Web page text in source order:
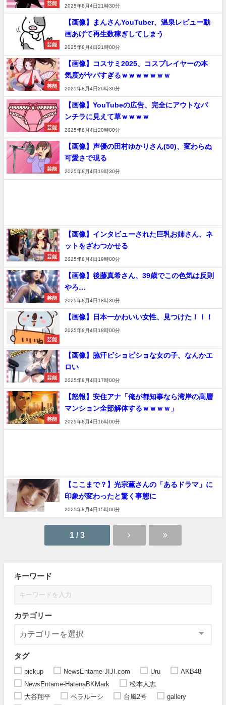
芸能
2025年8月4日21時30分
芸能
【画像】まんさんYouTuber、温泉レビュー動
画あげて再生数稼ぎしてしまう
2025年8月4日21時00分
芸能
【画像】コスサミ2025、コスプレイヤーの本
気度がヤバすぎるｗｗｗｗｗｗｗ
2025年8月4日20時30分
芸能
【画像】YouTubeの広告、完全にアウトなパ
ンチラに見えて草ｗｗｗｗ
2025年8月4日20時00分
芸能
【画像】声優の田村ゆかりさん(50)、変わらぬ
可愛さで現る
2025年8月4日19時30分
芸能
【画像】インタビューされた巨乳お姉さん、ネ
ットをざわつかせる
2025年8月4日19時00分
芸能
【画像】後藤真希さん、39歳でこの色気は反則
やろ…
2025年8月4日18時30分
芸能
【画像】日本一かわいい女性、見つけた！！！
2025年8月4日18時00分
芸能
【画像】脇汗ビショビショな女の子、なんかエ
ロい
2025年8月4日17時00分
芸能
【怒報】安住アナ「俺が都知事なら湾岸の高層
マンション全部解体するｗｗｗｗ」
2025年8月4日16時00分
【ここまで？】光宗薫さんの「あるドラマ」に
印象が変わったと驚く事態に
2025年8月4日15時00分
1 / 3
キーワード
カテゴリー
タグ
pickup NewsEntame-JIJI.com Uru
AKB48
NewsEntame-HatenaBKMark
松本人志
大谷翔平
ベラルーシ 台風2号
gallery